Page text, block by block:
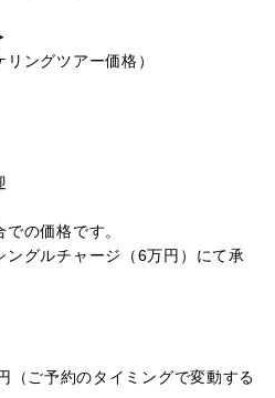
ングツアー価格）
の価格です。
ングルチャージ（6万円）にて承
ご予約のタイミングで変動する